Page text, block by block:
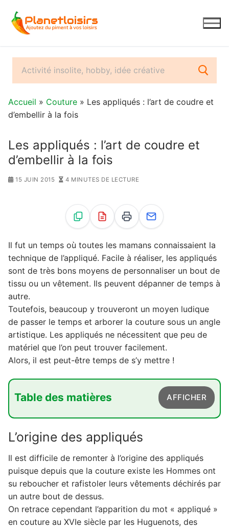
contenu
Accueil » Couture » Les appliqués : l’art de coudre et
d’embellir à la fois
Les appliqués : l’art de coudre et
d’embellir à la fois
15 JUIN 2015 4 MINUTES DE LECTURE
Il fut un temps où toutes les mamans connaissaient la
technique de l’appliqué. Facile à réaliser, les appliqués
sont de très bons moyens de personnaliser un bout de
tissu ou un vêtement. Ils peuvent dépanner de temps à
autre.
Toutefois, beaucoup y trouveront un moyen ludique
de passer le temps et arborer la couture sous un angle
artistique. Les appliqués ne nécessitent que peu de
matériel que l’on peut trouver facilement.
Alors, il est peut-être temps de s’y mettre !
Table des matières AFFICHER
2. Les avantages et inconvénients des
appliqués
3. La méthode de l'appliqué est-elle onéreuse ?
4. Où peut-on faire des appliqués et s'exercer ?
L’origine des appliqués
Il est difficile de remonter à l’origine des appliqués
puisque depuis que la couture existe les Hommes ont
su reboucher et rafistoler leurs vêtements déchirés par
un autre bout de dessus.
On retrace cependant l’apparition du mot « appliqué »
en couture au XVIe siècle par les Huguenots, des